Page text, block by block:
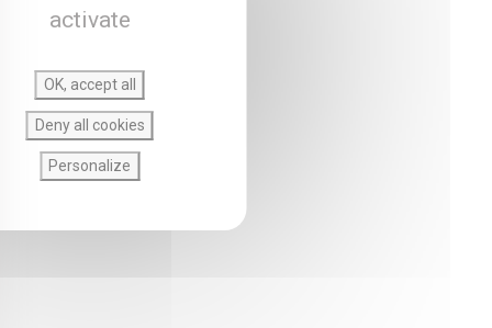
activate
OK, accept all
Deny all cookies
Personalize